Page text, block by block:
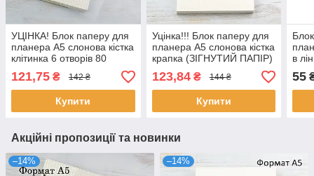
УЦІНКА! Блок паперу для
планера А5 слонова кістка
клітинка 6 отворів 80
аркушів (ЗІГНУТИЙ
ПАПІР) BDP002а
121,75 ₴ 142 ₴
Купити
Уцінка!!! Блок паперу для
планера А5 слонова кістка
крапка (ЗІГНУТИЙ ПАПІР)
6 отворів 80 аркушів
BDP013
123,84₴ 144 ₴
Купити
в
55
Акційні пропозиції та новинки
–14% –14%